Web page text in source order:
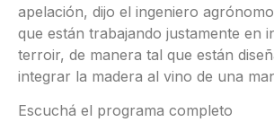
apelación, dijo el ingeniero
que están trabajando justamente en
terroir, de manera tal que están
integrar la madera al vino de una
Escuchá el programa completo